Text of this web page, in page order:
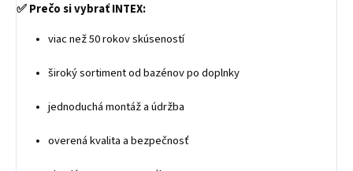
✅ Prečo si vybrať INTEX:
viac než 50 rokov skúseností
široký sortiment od bazénov po doplnky
jednoduchá montáž a údržba
overená kvalita a bezpečnosť